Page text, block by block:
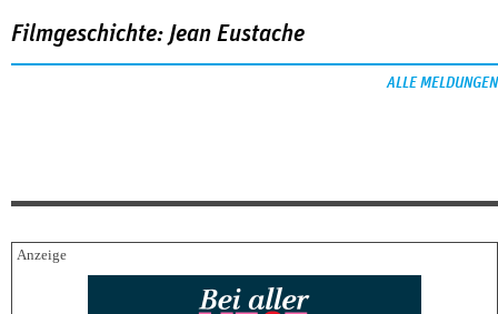
Filmgeschichte: Jean Eustache
ALLE MELDUNGEN